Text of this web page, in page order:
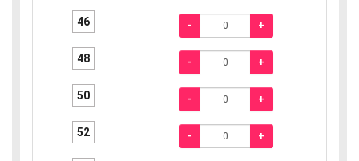
46 - +
48 - +
50 - +
52 - +